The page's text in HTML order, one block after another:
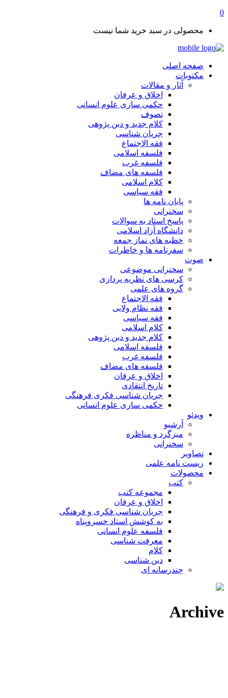
0
محصولی در سبد خرید شما نیست
صفحه اصلی
مکتوبات
آثار و مقالات
اخلاق و عرفان
حکمی سازی علوم انسانی
تصوف
کلام جدید و دین پژوهی
جریان شناسی
فقه الاجتماع
فلسفه اسلامی
فلسفه غرب
فلسفه های مضاف
کلام اسلامی
فقه سیاسی
پایان نامه ها
سخنرانی
پاسخ استاد به سوالات
دانشگاه آزاد اسلامی
خطبه های نماز جمعه
سفرنامه ها و خاطرات
صوت
سخنرانی موضوعی
کرسی های نظریه پردازی
گروه های علمی
فقه الاجتماع
فقه نظام ولایی
فقه سیاسی
کلام اسلامی
کلام جدید و دین پژوهی
فلسفه اسلامی
فلسفه غرب
فلسفه های مضاف
اخلاق و عرفان
تاریخ انتقادی
جریان شناسی فکری فرهنگی
حکمی سازی علوم انسانی
ویدئو
آرشیو
میزگرد و مناظره
سخنرانی
تصاویر
زیست نامه علمی
محصولات
کتب
مجموعه کتب
اخلاق و عرفان
جریان شناسی فکری و فرهنگی
به کوشش استاد خسروپناه
فلسفه علوم انسانی
معرفت شناسی
کلام
دین شناسی
چندرسانه ای
Archive